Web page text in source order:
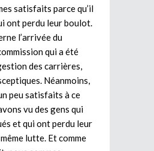
satisfaits parce qu’il
ont perdu leur boulot.
l’arrivée du
qui a été
des carrières,
Néanmoins,
peu satisfaits à ce
vu des gens qui
et qui ont perdu leur
lutte. Et comme